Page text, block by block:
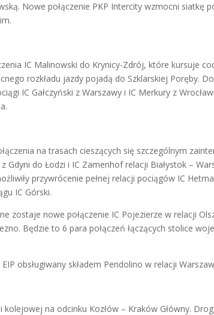
Nowe połączenie PKP Intercity wzmocni siatkę
IC Malinowski do Krynicy-Zdrój, które kursuje
rozkładu jazdy pojadą do Szklarskiej Poręby.
IC Gałczyński z Warszawy i IC Merkury z
na trasach cieszących się szczególnym
Gdyni do Łodzi i IC Zamenhof relacji Białystok –
przywrócenie pełnej relacji pociągów IC
IC Górski.
zostaje nowe połączenie IC Pojezierze w relacji
Będzie to 6 para połączeń łączących stolice
obsługiwany składem Pendolino w relacji
na odcinku Kozłów – Kraków Główny.